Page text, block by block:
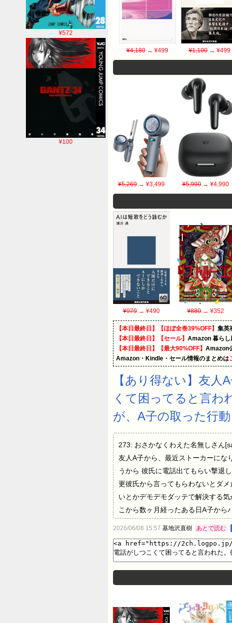
¥572
¥100
¥4,180→ ¥499 ¥1,100 → ¥499
¥5,269 → ¥3,499 ¥5,990 → ¥4,990
¥979 → ¥490 ¥880→ ¥352
【本日最終日】【ほぼ全巻39%OFF】 集英
【本日最終日】【セール】 Amazon 暮らし
【本日最終日】【最大90%OFF】 Amazon
Amazon・Kindle・セール情報のまとめは
【あり得ない】友
くて困ってると言わ
が、A子の取った行動
273: おさかなくわえた名無しさん
友人A子から、最近ストーカーにな
うから 彼氏に電話出てもらい撃退
更彼氏から言ってもらわないとダ
いとかデモデモダッテで解決する
こから数ヶ月経ったある日A子から
がいる、 向こうにも私を紹介する
という男性も来てない。 彼氏友人
り凹んでいたら バーベキュー会場
ガリ勉メガネ大学生みたいな風貌
2026/06/08 15:57 基地沢直樹 あとで読む